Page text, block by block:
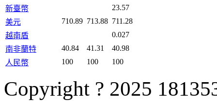
新臺幣
23.57
美元
710.89 713.88 711.28
越南盾
0.027
南非蘭特
40.84 41.31
40.98
人民幣
100 100 100
Copyright ? 2025